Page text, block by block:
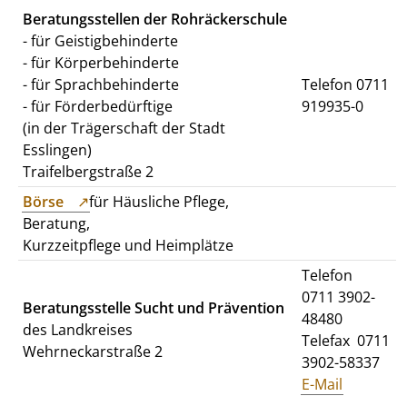
Beratungsstellen der Rohräckerschule
- für Geistigbehinderte
- für Körperbehinderte
- für Sprachbehinderte
- für Förderbedürftige
(in der Trägerschaft der Stadt
Esslingen)
Traifelbergstraße 2
Telefon 0711
919935-0
Börse
für Häusliche Pflege,
Beratung,
Kurzzeitpflege und Heimplätze
Beratungsstelle Sucht und Prävention
des Landkreises
Wehrneckarstraße 2
Telefon
0711 3902-
48480
Telefax 0711
3902-58337
E-Mail